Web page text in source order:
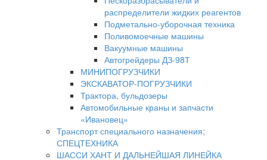
распределители жидких реагентов
Подметально-уборочная техника
Поливомоечные машины
Вакуумные машины
Автогрейдеры ДЗ-98Т
МИНИПОГРУЗЧИКИ
ЭКСКАВАТОР-ПОГРУЗЧИКИ
Трактора, бульдозеры
Автомобильные краны и запчасти
«Ивановец»
Транспорт специального назначения;
СПЕЦТЕХНИКА
ШАССИ ХАНТ И ДАЛЬНЕЙШАЯ ЛИНЕЙКА